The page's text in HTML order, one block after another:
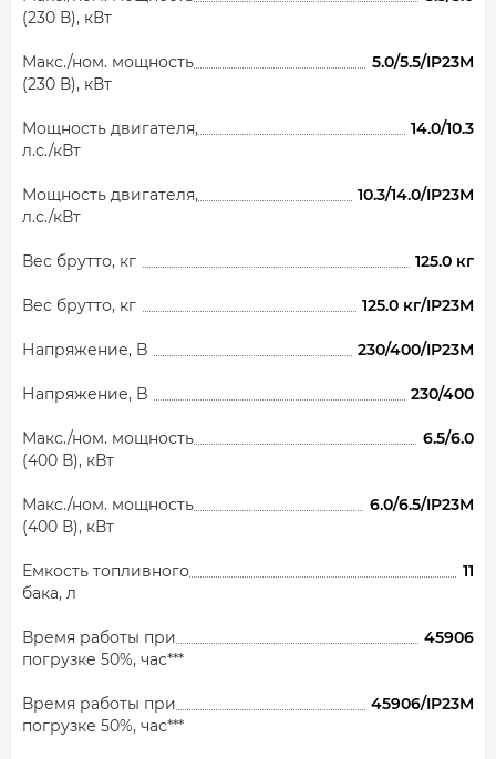
(230 В), кВт
Макс./ном. мощность
(230 В), кВт
5.0/5.5/IP23M
Мощность двигателя,
л.с./кВт
14.0/10.3
Мощность двигателя,
л.с./кВт
10.3/14.0/IP23M
Вес брутто, кг 125.0 кг
Вес брутто, кг 125.0 кг/IP23M
Напряжение, B 230/400/IP23M
Напряжение, B 230/400
Макс./ном. мощность
(400 В), кВт
6.5/6.0
Макс./ном. мощность
(400 В), кВт
6.0/6.5/IP23M
Емкость топливного
бака, л
11
Время работы при
погрузке 50%, час***
45906
Время работы при
погрузке 50%, час***
45906/IP23M